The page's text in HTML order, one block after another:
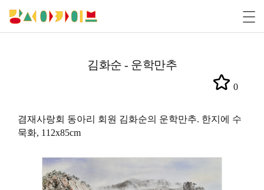
김화순 - 운학만추
0
겸재사랑회 동아리 회원 김화순의 운학만추. 한지에 수
묵화, 112x85cm